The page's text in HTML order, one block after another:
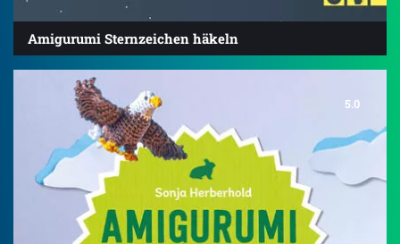
Amigurumi Sternzeichen häkeln
5.0